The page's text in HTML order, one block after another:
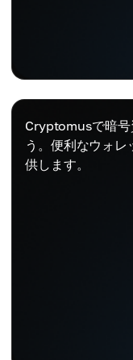
Cryptomusで暗号
う。便利なウォ
供します。